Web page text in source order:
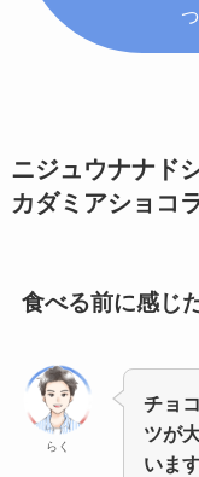
ニジュウナナド
カダミアショコラ
食べる前に感じ
らく
チョ
ツが
いま